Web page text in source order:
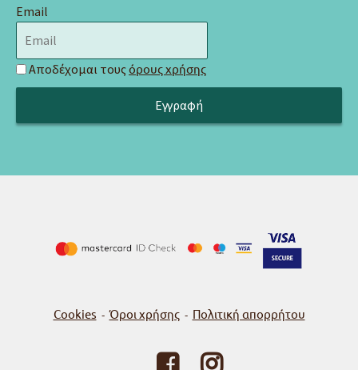
Email
Αποδέχομαι τους όρους χρήσης
Cookies - Όροι χρήσης - Πολιτική απορρήτου